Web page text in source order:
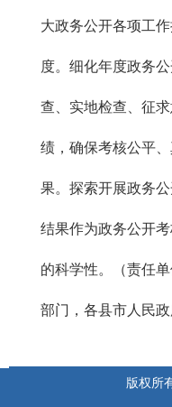
大政务公开各项工
度。细化年度政务
查、实地检查、征
绩，确保考核公平
果。探索开展政务
结果作为政务公开
的科学性。（责任
部门，各县市人民政
版权所